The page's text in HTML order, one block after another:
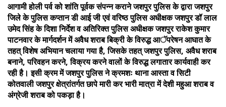
आगामी होली पर्व को शांति पूर्वक संपन्न कराने जशपुर पुलिस के द्वारा जशपुर
जिले के पुलिस कप्तान डी आई जी एवं वरिष्ठ पुलिस अधीक्षक जशपुर डॉ लाल
उमेद सिंह के दिशा निर्देश व अतिरिक्त पुलिस अधीक्षक जशपुर राकेश कुमार
पाटनवार के मार्गदर्शन में अवैध शराब बिक्री के विरुद्ध आॅपरेषन आघात के
तहत् विशेष अभियान चलाया गया है, जिसके तहत् जशपुर पुलिस, अवैध शराब
बनाने, परिवहन करने, विक्रय करने वालों के विरुद्ध लगातार कार्यवाही कर
रही है। इसी क्रम में जशपुर पुलिस ने क्रमशः थाना आस्ता व सिटी
कोतवाली जशपुर क्षेत्रांतर्गत छापे मारी कर भारी मात्रा में देशी महुआ शराब व
अंग्रेजी शराब को पकड़ा है।